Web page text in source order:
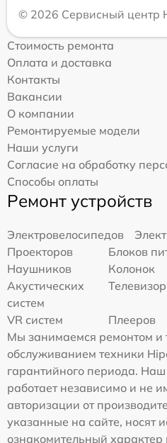
© 2026 Сервисный центр
Стоимость ремонта
Оплата и доставка
Контакты
Вакансии
О компании
Ремонтируемые модели
Наши услуги
Согласие на обработку
Способы оплаты
Ремонт устройств
Электровелосипедов
Проекторов
Блоков
Наушников
Колонок
Акустических
систем
VR систем
Плееров
Мы занимаемся ремонтом и
обслуживанием техники
гарантийного периода.
работает независимо и не
авторизации от
указанные на сайте, носят
ознакомительный